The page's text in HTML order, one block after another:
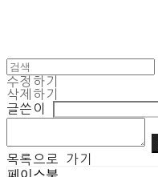
수정하기
삭제하기
글쓴이
목록으로 가기
페이스북